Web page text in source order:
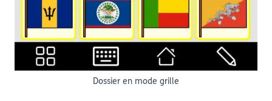
Dossier en mode grille